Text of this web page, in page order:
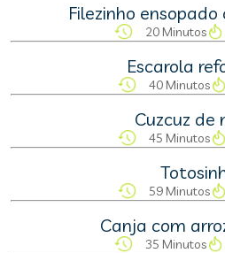
Filezinho
20 Minutos
Escarola
40 Minutos
Cuzcuz de
45 Minutos
59 Minutos
Canja com
35 Minutos